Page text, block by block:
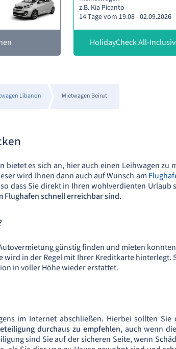
z.B. Kia Picanto
14 Tage vom 19.08 - 02.09.2026
HolidayCheck All-
Libanon Mietwagen Beirut
bietet es sich an, hier auch einen Leihwagen zu
wird Ihnen dann auch auf Wunsch am
dass Sie direkt in Ihren wohlverdienten Urlaub
schnell erreichbar sind.
günstig finden und mieten
wird in der Regel mit Ihrer Kreditkarte hinterlegt.
in voller Höhe wieder erstattet.
im Internet abschließen. Hierbei sollten Sie
durchaus zu empfehlen,auch wenn
sind Sie auf der sicheren Seite, wenn